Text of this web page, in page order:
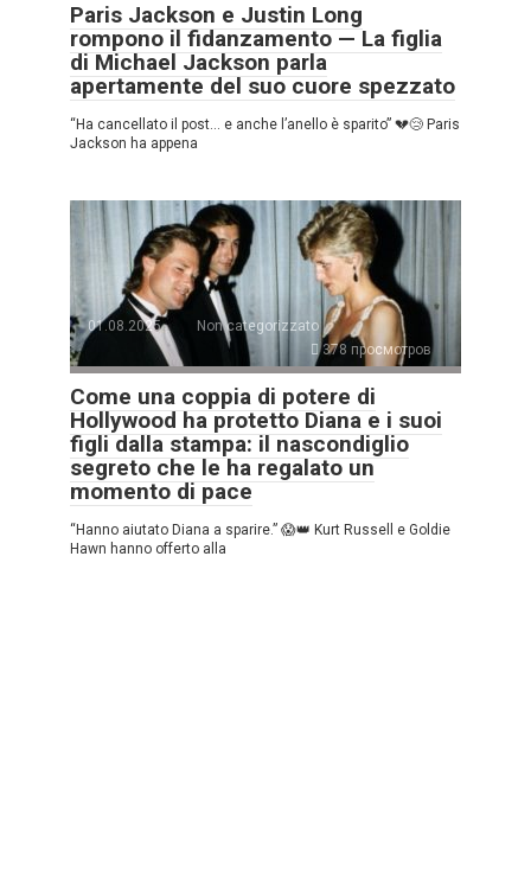
Paris Jackson e Justin Long
rompono il fidanzamento — La figlia
di Michael Jackson parla
apertamente del suo cuore spezzato
“Ha cancellato il post… e anche l’anello è sparito” 💔😢 Paris
Jackson ha appena
01.08.2025
Non categorizzato
378 просмотров
Come una coppia di potere di
Hollywood ha protetto Diana e i suoi
figli dalla stampa: il nascondiglio
segreto che le ha regalato un
momento di pace
“Hanno aiutato Diana a sparire.” 😱👑 Kurt Russell e Goldie
Hawn hanno offerto alla